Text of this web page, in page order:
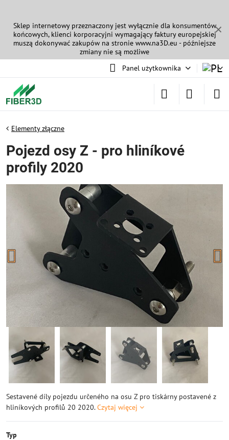
✕
Sklep internetowy przeznaczony jest wyłącznie dla konsumentów
końcowych, klienci korporacyjni wymagający faktury europejskiej
muszą dokonywać zakupów na stronie www.na3D.eu - późniejsze
zmiany nie są możliwe
Panel użytkownika
Elementy złączne
Pojezd osy Z - pro hliníkové
profily 2020
Sestavené díly pojezdu určeného na osu Z pro tiskárny postavené z
hliníkových profilů 20 2020.Czytaj więcej
Typ